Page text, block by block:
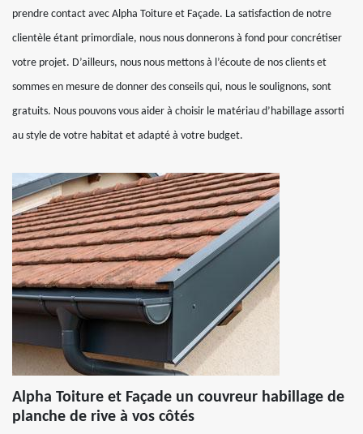
prendre contact avec Alpha Toiture et Façade. La satisfaction de notre
clientèle étant primordiale, nous nous donnerons à fond pour concrétiser
votre projet. D’ailleurs, nous nous mettons à l’écoute de nos clients et
sommes en mesure de donner des conseils qui, nous le soulignons, sont
gratuits. Nous pouvons vous aider à choisir le matériau d’habillage assorti
au style de votre habitat et adapté à votre budget.
Alpha Toiture et Façade un couvreur habillage de
planche de rive à vos côtés